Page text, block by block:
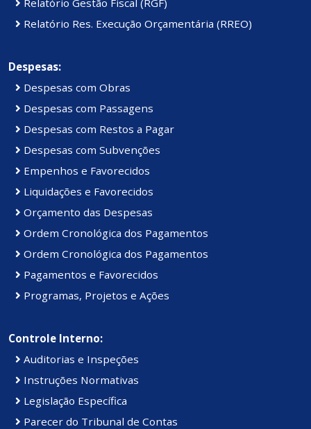
Relatório Res. Execução Orçamentária (RREO)
Despesas:
Despesas com Obras
Despesas com Passagens
Despesas com Restos a Pagar
Despesas com Subvenções
Empenhos e Favorecidos
Liquidações e Favorecidos
Orçamento das Despesas
Ordem Cronológica dos Pagamentos
Ordem Cronológica dos Pagamentos
Pagamentos e Favorecidos
Programas, Projetos e Ações
Controle Interno:
Auditorias e Inspeções
Instruções Normativas
Legislação Específica
Parecer do Tribunal de Contas